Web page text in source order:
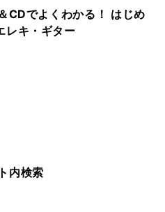
CDでよくわかる！ はじめ
レキ・ギター
内検索